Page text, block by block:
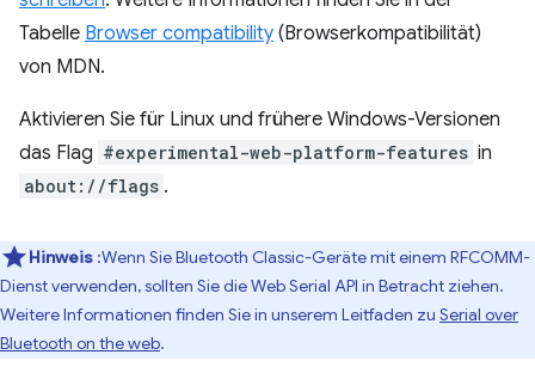
Tabelle Browser compatibility (Browserkompatibilität)
von MDN.
Aktivieren Sie für Linux und frühere Windows-Versionen
das Flag #experimental-web-platform-features in
about://flags .
Hinweis :Wenn Sie Bluetooth Classic-Geräte mit einem RFCOMM-
Dienst verwenden, sollten Sie die Web Serial API in Betracht ziehen.
Weitere Informationen finden Sie in unserem Leitfaden zu Serial over
Bluetooth on the web.